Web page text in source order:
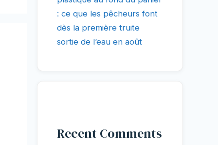
: ce que les pêcheurs font
dès la première truite
sortie de l’eau en août
Recent Comments